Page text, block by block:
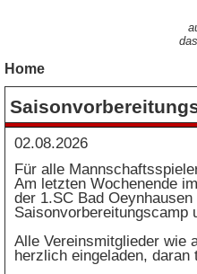
Home
02.08.2026
Für alle
Am letzten Wochenende
der 1.SC Bad
Saisonvorbereitungscamp
Alle Vereinsmitglieder wie
herzlich eingeladen, daran